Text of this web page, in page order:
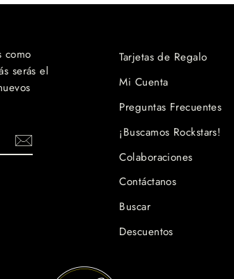
como
serás el
Tarjetas de Regalo
Mi Cuenta
Preguntas Frecuentes
¡Buscamos Rockstars!
Colaboraciones
Contáctanos
Buscar
Descuentos